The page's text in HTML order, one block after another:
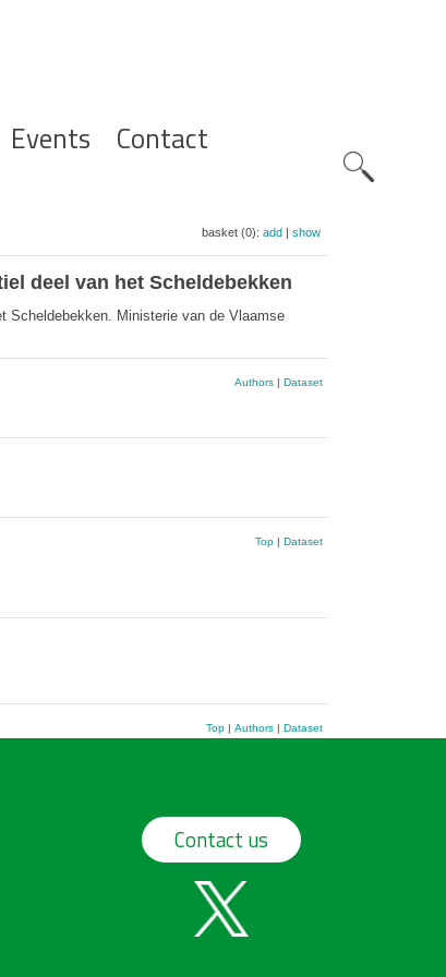
Events Contact
basket (0): add| show
deel van het Scheldebekken
Scheldebekken. Ministerie van de Vlaamse
Authors| Dataset
Top| Dataset
Top| Authors| Dataset
Contact us